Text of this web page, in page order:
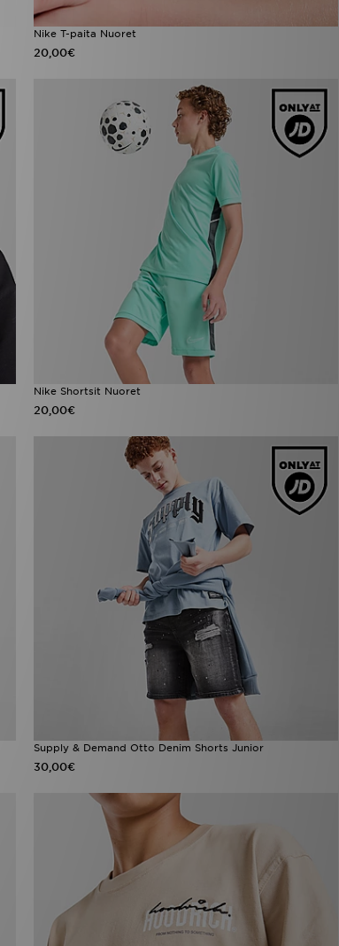
Nike T-paita Nuoret
20,00€
Nike Shortsit Nuoret
20,00€
Supply & Demand Otto Denim Shorts Junior
30,00€